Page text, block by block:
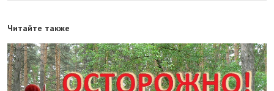
Читайте также